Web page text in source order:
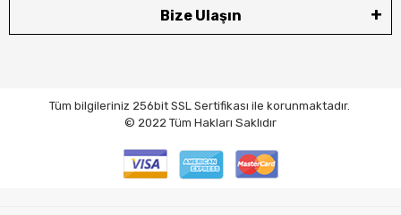
Bize Ulaşın
Tüm bilgileriniz 256bit SSL Sertifikası ile korunmaktadır.
© 2022 Tüm Hakları Saklıdır